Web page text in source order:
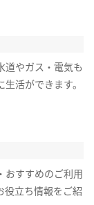
道やガス・電気も
活ができます。
おすすめのご利用
役立ち情報をご紹